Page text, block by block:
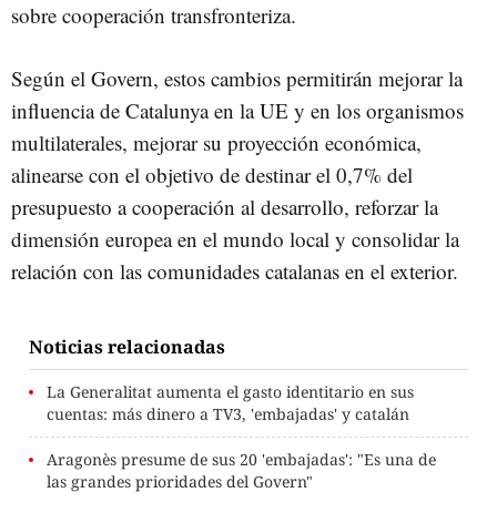
sobre cooperación transfronteriza.
Según el Govern, estos cambios permitirán mejorar la
influencia de Catalunya en la UE y en los organismos
multilaterales, mejorar su proyección económica,
alinearse con el objetivo de destinar el 0,7% del
presupuesto a cooperación al desarrollo, reforzar la
dimensión europea en el mundo local y consolidar la
relación con las comunidades catalanas en el exterior.
Noticias relacionadas
La Generalitat aumenta el gasto identitario en sus
cuentas: más dinero a TV3, 'embajadas' y catalán
Aragonès presume de sus 20 'embajadas': "Es una de
las grandes prioridades del Govern"